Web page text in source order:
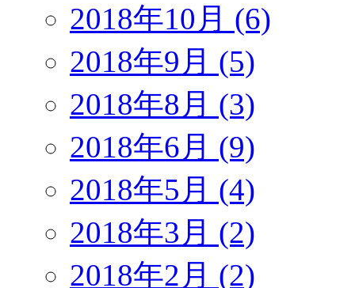
2018年10月 (6)
2018年9月 (5)
2018年8月 (3)
2018年6月 (9)
2018年5月 (4)
2018年3月 (2)
2018年2月 (2)